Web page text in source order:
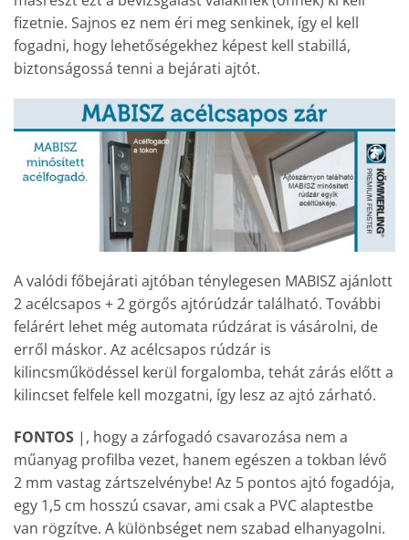
fizetnie. Sajnos ez nem éri meg senkinek, így el kell
fogadni, hogy lehetőségekhez képest kell stabillá,
biztonságossá tenni a bejárati ajtót.
A valódi főbejárati ajtóban ténylegesen MABISZ ajánlott
2 acélcsapos + 2 görgős ajtórúdzár található. További
felárért lehet még automata rúdzárat is vásárolni, de
erről máskor. Az acélcsapos rúdzár is
kilincsműködéssel kerül forgalomba, tehát zárás előtt a
kilincset felfele kell mozgatni, így lesz az ajtó zárható.
FONTOS |, hogy a zárfogadó csavarozása nem a
műanyag profilba vezet, hanem egészen a tokban lévő
2 mm vastag zártszelvénybe! Az 5 pontos ajtó fogadója,
egy 1,5 cm hosszú csavar, ami csak a PVC alaptestbe
van rögzítve. A különbséget nem szabad elhanyagolni.